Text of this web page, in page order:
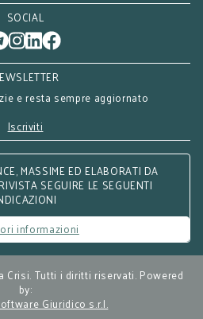
SOCIAL
e resta sempre aggiornato
Iscriviti
MASSIME ED ELABORATI DA
SEGUIRE LE SEGUENTI
informazioni
Tutti i diritti riservati. Powered
by:
Giuridico s.r.l.